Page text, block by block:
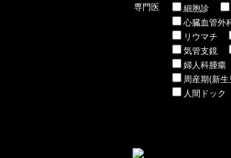
専門医
細胞診
心臓血管外
リウマチ
気管支鏡
婦人科腫瘍
周産期(新生
人間ドック